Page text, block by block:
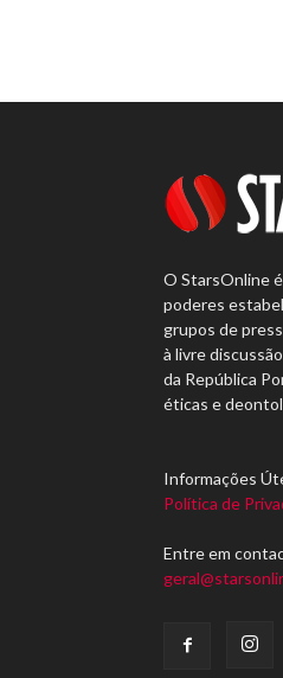
O StarsOnline
poderes
grupos de
à livre
da República
éticas e
Informações
Política de
Entre em